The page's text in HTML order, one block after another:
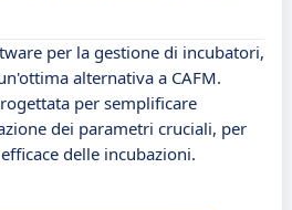
per la gestione di incubatori,
alternativa a CAFM.
per semplificare
dei parametri cruciali, per
delle incubazioni.